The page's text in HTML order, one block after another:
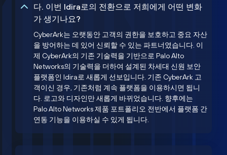
다. 이번 Idira로의 전환으로 저희에게 어떤 변화
가 생기나요?
CyberArk는 오랫동안 고객의 권한을 보호하고 중요 자산
을 방어하는 데 있어 신뢰할 수 있는 파트너였습니다. 이
제 CyberArk의 기존 기술력을 기반으로 Palo Alto
Networks의 기술력을 더하여 설계된 차세대 신원 보안
플랫폼인 Idira로 새롭게 선보입니다. 기존 CyberArk 고
객이신 경우, 기존처럼 계속 플랫폼을 이용하시면 됩니
다. 로고와 디자인만 새롭게 바뀌었습니다. 향후에는
Palo Alto Networks 제품 포트폴리오 전반에서 플랫폼 간
연동 기능을 이용하실 수 있게 됩니다.